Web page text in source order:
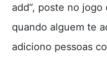
add”, poste no
quando alguem te
adiciono pessoas